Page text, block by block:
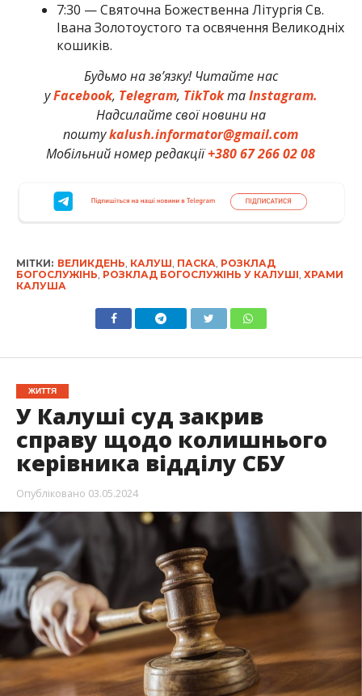
7:30 — Святочна Божественна Літургія Св.
Івана Золотоустого та освячення Великодніх
кошиків.
Будьмо на зв’язку! Читайте нас
уFacebook, Telegram, TikTokтаInstagram.
Надсилайте свої новини на
поштуkalush.informator@gmail.com
Мобільний номер редакції+380 67 266 02 08
МІТКИ: ВЕЛИКДЕНЬ КАЛУШ ПАСКА РОЗКЛАД
БОГОСЛУЖІНЬ РОЗКЛАД БОГОСЛУЖІНЬ У КАЛУШІ ХРАМИ
КАЛУША
ЖИТТЯ
У Калуші суд закрив
справу щодо колишнього
керівника відділу СБУ
Опубліковано 03.05.2024